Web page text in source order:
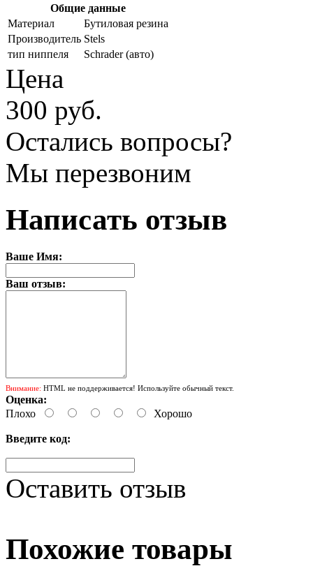
Общие данные
Материал
Бутиловая резина
Производитель Stels
тип ниппеля
Schrader (авто)
Цена
300 руб.
Остались вопросы?
Мы перезвоним
Написать отзыв
Ваше Имя:
Ваш отзыв:
Внимание: HTML не поддерживается! Используйте обычный текст.
Оценка:
Плохо
Хорошо
Введите код:
Оставить отзыв
Похожие товары